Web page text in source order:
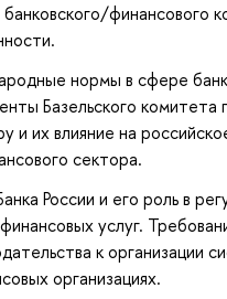
финансового
нормы в сфере
Базельского комитета
и их влияние на
сектора.
России и его роль в
услуг.
к организации
организациях.